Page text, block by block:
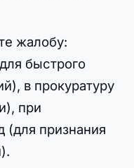
жалобу:
быстрого
в прокуратуру
при
(для признания